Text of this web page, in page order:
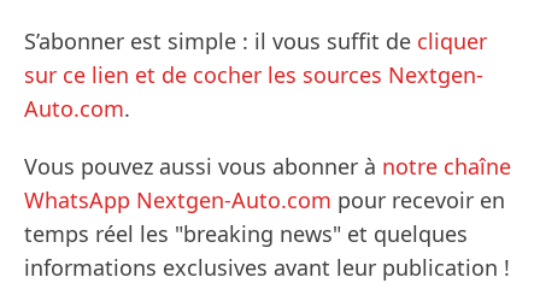
S’abonner est simple : il vous suffit de cliquer
sur ce lien et de cocher les sources Nextgen-
Auto.com.
Vous pouvez aussi vous abonner à notre chaîne
WhatsApp Nextgen-Auto.com pour recevoir en
temps réel les "breaking news" et quelques
informations exclusives avant leur publication !